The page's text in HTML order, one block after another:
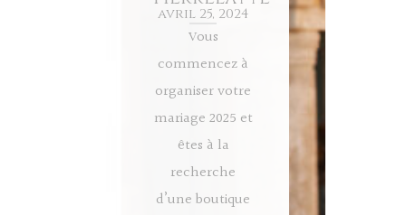
avril 25, 2024
Vous
commencez à
organiser votre
mariage 2025 et
êtes à la
recherche
d’une boutique